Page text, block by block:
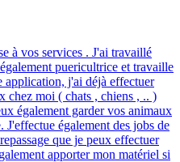
à vos services . J'ai travaillé
puericultrice et travaille
application, j'ai déjà effectuer
chez moi ( chats , chiens , .. )
également garder vos animaux
également des jobs de
que je peux effectuer
apporter mon matériel si